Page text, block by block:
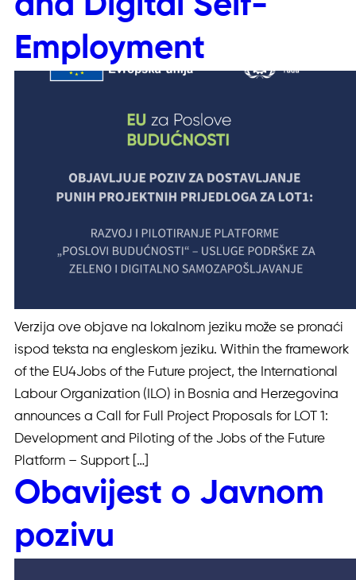
Employment
Verzija ove objave na lokalnom jeziku može se pronaći
ispod teksta na engleskom jeziku. Within the framework
of the EU4Jobs of the Future project, the International
Labour Organization (ILO) in Bosnia and Herzegovina
announces a Call for Full Project Proposals for LOT 1:
Development and Piloting of the Jobs of the Future
Platform – Support […]
Obavijest o Javnom
pozivu